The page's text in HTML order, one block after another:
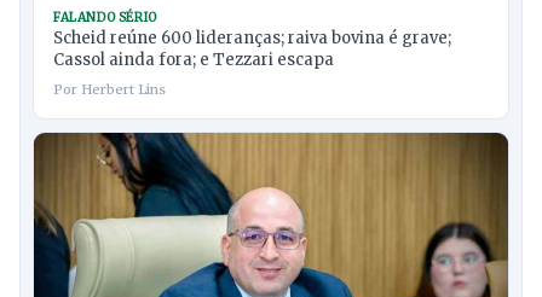
FALANDO SÉRIO
Scheid reúne 600 lideranças; raiva bovina é grave;
Cassol ainda fora; e Tezzari escapa
Por Herbert Lins